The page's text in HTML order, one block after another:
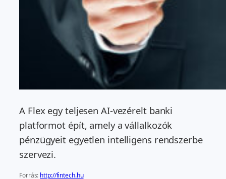
A Flex egy teljesen AI-vezérelt banki
platformot épít, amely a vállalkozók
pénzügyeit egyetlen intelligens rendszerbe
szervezi.
Forrás: http://fintech.hu